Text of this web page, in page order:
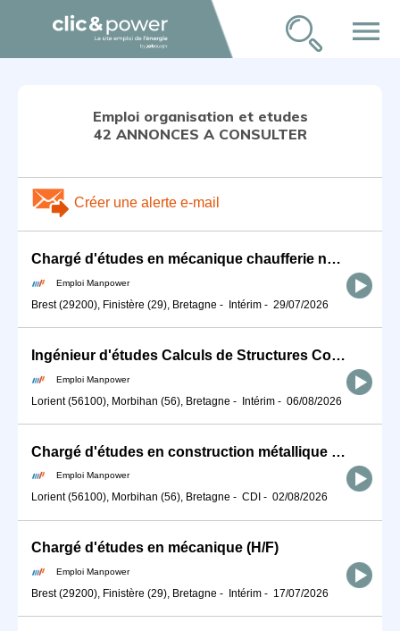
menu
Emploi organisation et etudes
42 ANNONCES A CONSULTER
Créer une alerte e-mail
Chargé d'études en mécanique chaufferie nucléaire (H/F)
Emploi Manpower
Brest (29200), Finistère (29), Bretagne - Intérim - 29/07/2026
Ingénieur d'études Calculs de Structures Composites (H/F)
Emploi Manpower
Lorient (56100), Morbihan (56), Bretagne - Intérim - 06/08/2026
Chargé d'études en construction métallique (H/F)
Emploi Manpower
Lorient (56100), Morbihan (56), Bretagne - CDI - 02/08/2026
Chargé d'études en mécanique (H/F)
Emploi Manpower
Brest (29200), Finistère (29), Bretagne - Intérim - 17/07/2026